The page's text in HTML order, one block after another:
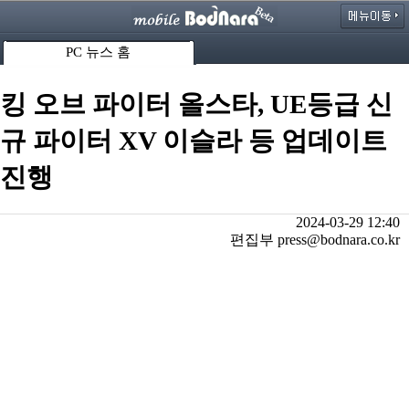
PC 뉴스 홈
킹 오브 파이터 올스타, UE등급 신
규 파이터 XV 이슬라 등 업데이트
진행
2024-03-29 12:40
편집부 press@bodnara.co.kr